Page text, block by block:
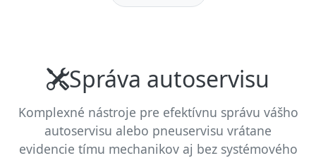
Správa autoservisu
Komplexné nástroje pre efektívnu správu vášho
autoservisu alebo pneuservisu vrátane
evidencie tímu mechanikov aj bez systémového